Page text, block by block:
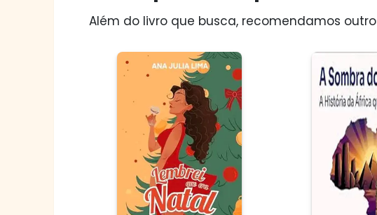
Além do livro que busca, recomendamos